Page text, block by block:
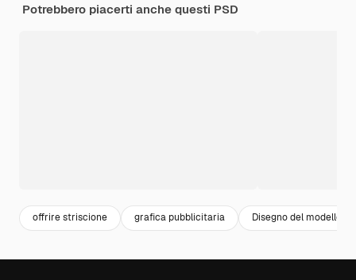
Potrebbero piacerti anche questi PSD
offrire striscione grafica pubblicitaria Disegno del modello